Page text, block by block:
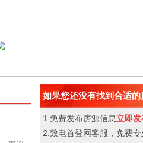
如果您还没有找到合适的
1.免费发布房源信息立即发
2.致电首登网客服，免费专